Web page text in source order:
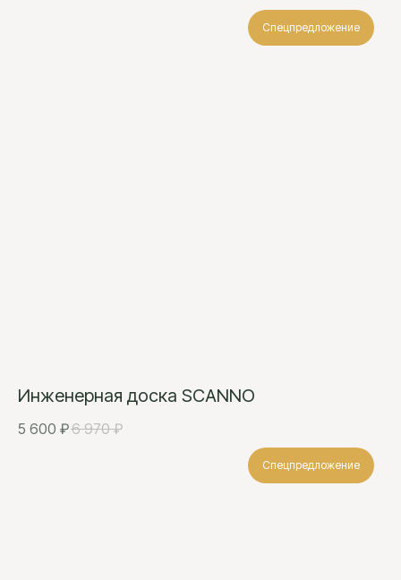
Спецпредложение
Инженерная доска SCANNO
5 600 ₽6 970 ₽
Спецпредложение